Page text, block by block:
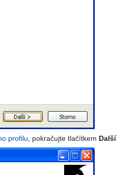
profilu, pokračujte tlačítkem Další